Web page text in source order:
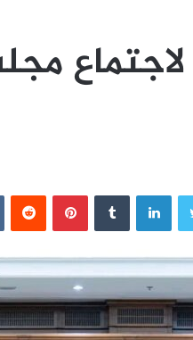
لينكدإن بينتيريست